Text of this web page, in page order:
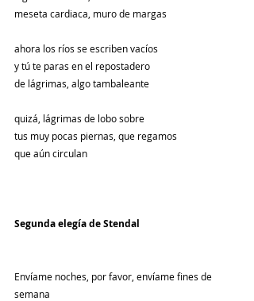
meseta cardiaca, muro de margas
ahora los ríos se escriben vacíos
y tú te paras en el repostadero
de lágrimas, algo tambaleante
quizá, lágrimas de lobo sobre
tus muy pocas piernas, que regamos
que aún circulan
Segunda elegía de Stendal
Envíame noches, por favor, envíame fines de
semana